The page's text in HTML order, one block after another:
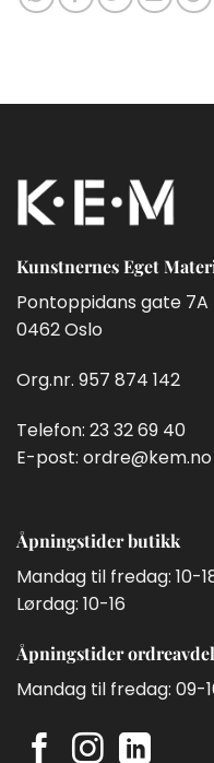
Kunstnernes Eget
Pontoppidans gate 7A
0462 Oslo
Org.nr. 957 874 142
Telefon: 23 32 69 40
E-post: ordre@kem.no
Åpningstider butikk
Mandag til fredag: 10-
Lørdag: 10-16
Åpningstider
Mandag til fredag: 09-